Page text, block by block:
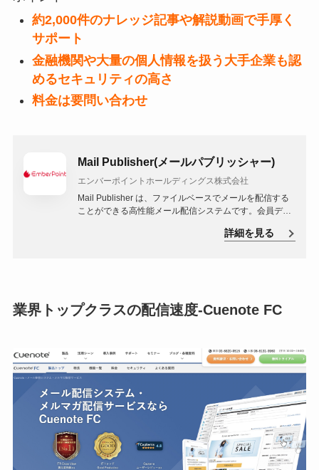
約2,000件のナレッジ記事や解説動画で手厚く
サポート
金融機関や大量の個人情報を扱う大手企業も認
めるセキュリティの高さ
料金は要問い合わせ
Mail Publisher(メールパブリッシャー)
エンバーポイントホールディングス株式会社
Mail Publisher は、ファイルベースでメールを配信する
ことができる高性能メール配信システムです。会員デー
しています。さらに、システム間連携を行いやすく、さ
詳細を見る
業界トップクラスの配信速度-Cuenote FC